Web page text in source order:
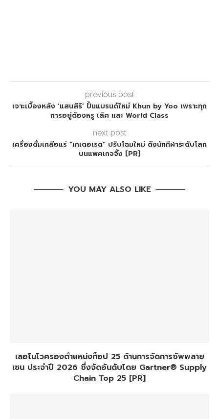
previous post
เจาะเบื้องหลัง ‘แสนสิริ’ ปั้นแบรนด์ใหม่ Khun by Yoo เพราะทุก
การอยู่ต้องหรู เลิศ และ World Class
next post
เครื่องดื่มเกลือแร่ “เกเตอเรด” ปรับโฉมใหม่ ดึงนักกีฬาระดับโลก
บนแพคเกจจิ้ง [PR]
YOU MAY ALSO LIKE
เลอโนโวครองตำแหน่งท็อป 25 ด้านการจัดการซัพพลาย
เชน ประจำปี 2026 ซึ่งจัดอันดับโดย Gartner® Supply
Chain Top 25 [PR]